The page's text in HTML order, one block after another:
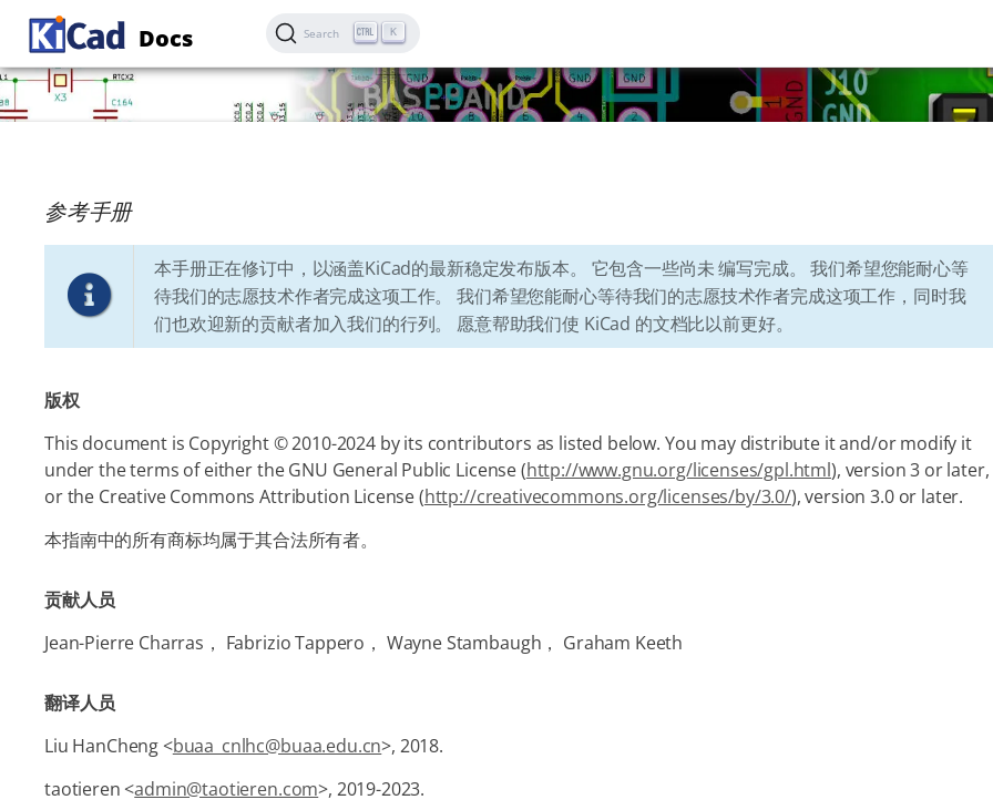
Docs Search K
参考手册
本手册正在修订中，以涵盖KiCad的最新稳定发布版本。 它包含一些尚未 编写完成。 我们希望您能耐心等
待我们的志愿技术作者完成这项工作。 我们希望您能耐心等待我们的志愿技术作者完成这项工作，同时我
们也欢迎新的贡献者加入我们的行列。 愿意帮助我们使 KiCad 的文档比以前更好。
版权
This document is Copyright © 2010-2024 by its contributors as listed below. You may distribute it and/or modify it
under the terms of either the GNU General Public License (http://www.gnu.org/licenses/gpl.html), version 3 or later,
or the Creative Commons Attribution License (http://creativecommons.org/licenses/by/3.0/), version 3.0 or later.
本指南中的所有商标均属于其合法所有者。
贡献人员
Jean-Pierre Charras， Fabrizio Tappero， Wayne Stambaugh， Graham Keeth
翻译人员
Liu HanCheng <buaa_cnlhc@buaa.edu.cn>, 2018.
taotieren <admin@taotieren.com>, 2019-2023.